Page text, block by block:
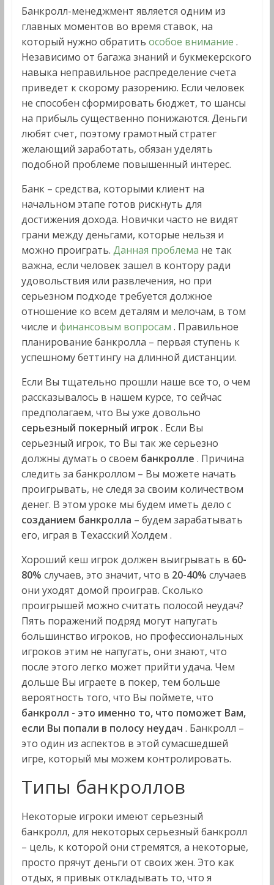
Банкролл-менеджмент является одним из
главных моментов во время ставок, на
который нужно обратить особое внимание .
Независимо от багажа знаний и букмекерского
навыка неправильное распределение счета
приведет к скорому разорению. Если человек
не способен сформировать бюджет, то шансы
на прибыль существенно понижаются. Деньги
любят счет, поэтому грамотный стратег
желающий заработать, обязан уделять
подобной проблеме повышенный интерес.
Банк – средства, которыми клиент на
начальном этапе готов рискнуть для
достижения дохода. Новички часто не видят
грани между деньгами, которые нельзя и
можно проиграть. Данная проблема не так
важна, если человек зашел в контору ради
удовольствия или развлечения, но при
серьезном подходе требуется должное
отношение ко всем деталям и мелочам, в том
числе и финансовым вопросам . Правильное
планирование банкролла – первая ступень к
успешному беттингу на длинной дистанции.
Если Вы тщательно прошли наше все то, о чем
рассказывалось в нашем курсе, то сейчас
предполагаем, что Вы уже довольно
серьезный покерный игрок. Если Вы
серьезный игрок, то Вы так же серьезно
должны думать о своем банкролле . Причина
следить за банкроллом – Вы можете начать
проигрывать, не следя за своим количеством
денег. В этом уроке мы будем иметь дело с
созданием банкролла – будем зарабатывать
его, играя в Техасский Холдем .
Хороший кеш игрок должен выигрывать в 60-
80% случаев, это значит, что в 20-40% случаев
они уходят домой проиграв. Сколько
проигрышей можно считать полосой неудач?
Пять поражений подряд могут напугать
большинство игроков, но профессиональных
игроков этим не напугать, они знают, что
после этого легко может прийти удача. Чем
дольше Вы играете в покер, тем больше
вероятность того, что Вы поймете, что
банкролл - это именно то, что поможет Вам,
если Вы попали в полосу неудач . Банкролл –
это один из аспектов в этой сумасшедшей
игре, который мы можем контролировать.
Типы банкроллов
Некоторые игроки имеют серьезный
банкролл, для некоторых серьезный банкролл
– цель, к которой они стремятся, а некоторые,
просто прячут деньги от своих жен. Это как
отдых, я привык откладывать то, что я